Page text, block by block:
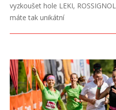
vyzkoušet hole LEKI,
máte tak unikátní